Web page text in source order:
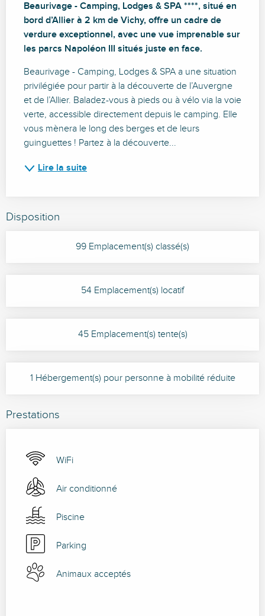
Beaurivage - Camping, Lodges & SPA ****, situé en
bord d’Allier à 2 km de Vichy, offre un cadre de
verdure exceptionnel, avec une vue imprenable sur
les parcs Napoléon III situés juste en face.
Beaurivage - Camping, Lodges & SPA a une situation
privilégiée pour partir à la découverte de l’Auvergne
et de l’Allier. Baladez-vous à pieds ou à vélo via la voie
verte, accessible directement depuis le camping. Elle
vous mènera le long des berges et de leurs
guinguettes ! Partez à la découverte...
Lire la suite
Disposition
99 Emplacement(s) classé(s)
54 Emplacement(s) locatif
45 Emplacement(s) tente(s)
1 Hébergement(s) pour personne à mobilité réduite
Prestations
WiFi
Air conditionné
Piscine
Parking
Animaux acceptés